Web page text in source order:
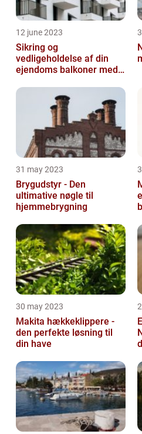
12 june 2023
Sikring og
vedligeholdelse af din
ejendoms balkoner med
31 may 2023
Brygudstyr - Den
ultimative nøgle til
hjemmebrygning
30 may 2023
Makita hækkeklippere -
den perfekte løsning til
din have